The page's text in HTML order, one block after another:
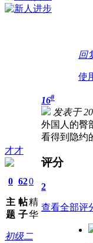
回
使
才才
0
主
题
62
帖
子
0
精
华
初级二
16#
发表于
外国人的臀
看得到隐约
评分
2
查看全部评